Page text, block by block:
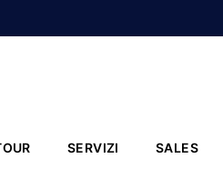
SERVIZI SALES